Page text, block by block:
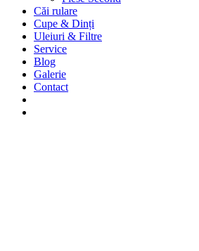
Căi rulare
Cupe & Dinți
Uleiuri & Filtre
Service
Blog
Galerie
Contact